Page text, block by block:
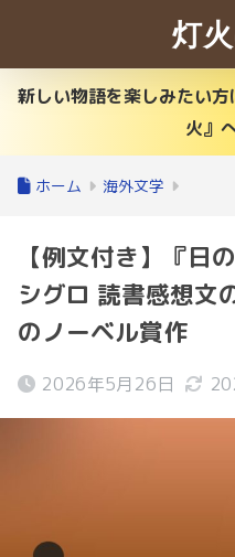
灯
新しい物語を楽しみたい
火』
ホーム 海外文学
【例文付き】『日
シグロ 読書感想文
のノーベル賞作
2026年5月26日